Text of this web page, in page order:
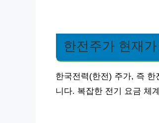
한전주가 현재
한국전력(한전) 주가, 즉
니다. 복잡한 전기 요금 체